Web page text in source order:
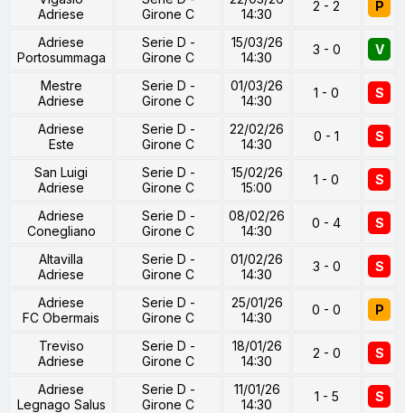
Adriese
Girone C
14:30
2 - 2 P
Adriese
Portosummaga
Serie D -
Girone C
15/03/26
14:30
3 - 0 V
Mestre
Adriese
Serie D -
Girone C
01/03/26
14:30
1 - 0 S
Adriese
Este
Serie D -
Girone C
22/02/26
14:30
0 - 1 S
San Luigi
Adriese
Serie D -
Girone C
15/02/26
15:00
1 - 0 S
Adriese
Conegliano
Serie D -
Girone C
08/02/26
14:30
0 - 4 S
Altavilla
Adriese
Serie D -
Girone C
01/02/26
14:30
3 - 0 S
Adriese
FC Obermais
Serie D -
Girone C
25/01/26
14:30
0 - 0 P
Treviso
Adriese
Serie D -
Girone C
18/01/26
14:30
2 - 0 S
Adriese
Legnago Salus
Serie D -
Girone C
11/01/26
14:30
1 - 5 S